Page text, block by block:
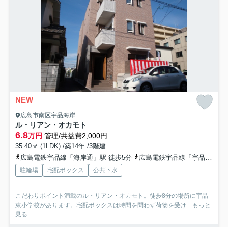
NEW
広島市南区宇品海岸
ル・リアン・オカモト
6.8万円 管理/共益費2,000円
35.40㎡ (1LDK) /築14年 /3階建
広島電鉄宇品線「海岸通」駅 徒歩5分
広島電鉄宇品線「宇品五丁目」駅 徒歩9分
駐輪場 宅配ボックス 公共下水
こだわりポイント満載のル・リアン・オカモト。徒歩8分の場所に宇品
東小学校があります。宅配ボックスは時間を問わず荷物を受け... もっと
見る